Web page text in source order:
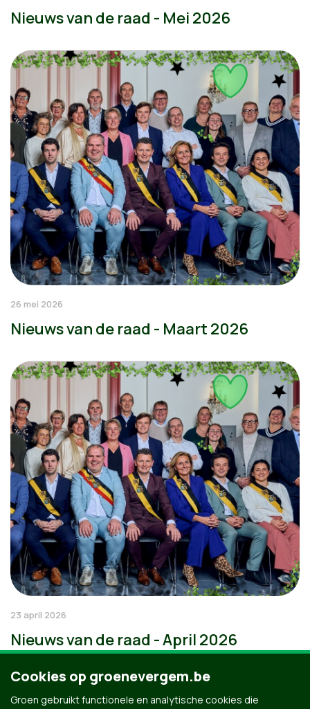
Nieuws van de raad - Mei 2026
26 mei 2026
Nieuws van de raad - Maart 2026
23 april 2026
Nieuws van de raad - April 2026
Cookies op groenevergem.be
Groen gebruikt functionele en analytische cookies die